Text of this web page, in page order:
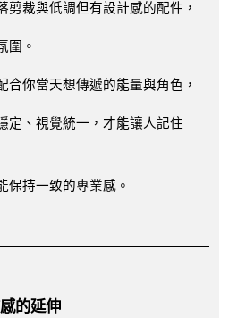
剪裁與低調但有設計感的配件，
圍。
合你當天想傳遞的能量與角色，
定、視覺統一，才能讓人記住
保持一致的專業感。
的延伸